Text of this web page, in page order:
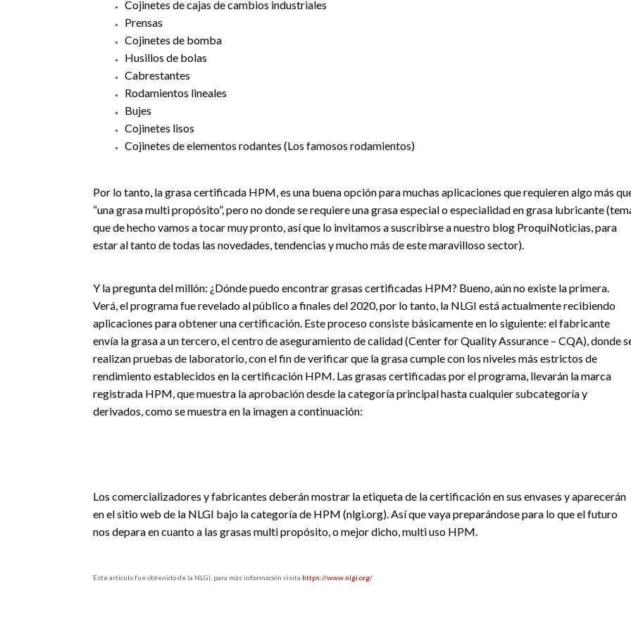
Cojinetes de cajas de cambios industriales
Prensas
Cojinetes de bomba
Husillos de bolas
Cabrestantes
Rodamientos lineales
Bujes
Cojinetes lisos
Cojinetes de elementos rodantes (Los famosos rodamientos)
Por lo tanto, la grasa certificada HPM, es una buena opción para muchas aplicaciones que requieren algo más
“una grasa multi propósito”, pero no donde se requiere una grasa especial o especialidad en grasa lubricante
que de hecho vamos a tocar muy pronto, así que lo invitamos a suscribirse a nuestro blog ProquiNoticias, para
estar al tanto de todas las novedades, tendencias y mucho más de este maravilloso sector).
Y la pregunta del millón: ¿Dónde puedo encontrar grasas certificadas HPM? Bueno, aún no existe la primera.
Verá, el programa fue revelado al público a finales del 2020, por lo tanto, la NLGI está actualmente recibiendo
aplicaciones para obtener una certificación. Este proceso consiste básicamente en lo siguiente: el fabricante
envía la grasa a un tercero, el centro de aseguramiento de calidad (Center for Quality Assurance – CQA), donde
realizan pruebas de laboratorio, con el fin de verificar que la grasa cumple con los niveles más estrictos de
rendimiento establecidos en la certificación HPM. Las grasas certificadas por el programa, llevarán la marca
registrada HPM, que muestra la aprobación desde la categoría principal hasta cualquier subcategoría y
derivados, como se muestra en la imagen a continuación:
Los comercializadores y fabricantes deberán mostrar la etiqueta de la certificación en sus envases y aparecerán
en el sitio web de la NLGI bajo la categoría de HPM (nlgi.org). Así que vaya preparándose para lo que el futuro
nos depara en cuanto a las grasas multi propósito, o mejor dicho, multi uso HPM.
Este artículo fue obtenido de la NLGI, para más información visita https://www.nlgi.org/